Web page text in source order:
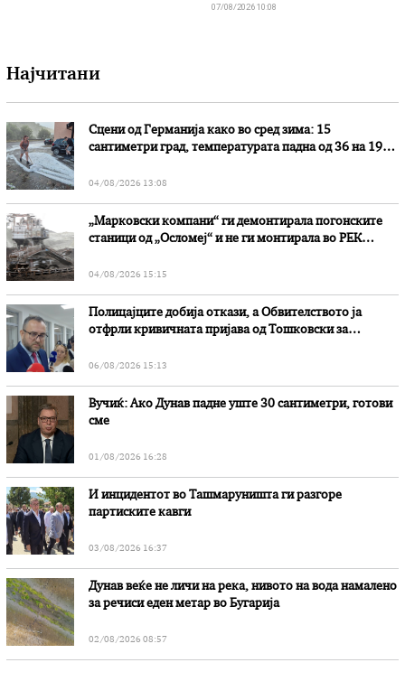
07/08/2026 10:08
Најчитани
Сцени од Германија како во сред зима: 15
сантиметри град, температурата падна од 36 на 19
04/08/2026 13:08
„Марковски компани“ ги демонтирала погонските
станици од „Осломеј“ и не ги монтирала во РЕК
04/08/2026 15:15
Полицајците добија откази, а Обвителството ја
отфрли кривичната пријава од Тошковски за
06/08/2026 15:13
Вучиќ: Ако Дунав падне уште 30 сантиметри, готови
сме
01/08/2026 16:28
И инцидентот во Ташмаруништa ги разгоре
партиските кавги
03/08/2026 16:37
Дунав веќе не личи на река, нивото на вода намалено
за речиси еден метар во Бугарија
02/08/2026 08:57